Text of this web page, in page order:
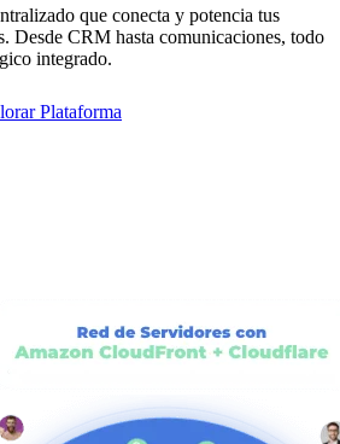
que conecta y potencia tus
Desde CRM hasta comunicaciones, todo
integrado.
Plataforma